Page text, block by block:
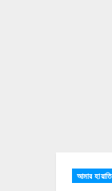
আমার হায়াতি